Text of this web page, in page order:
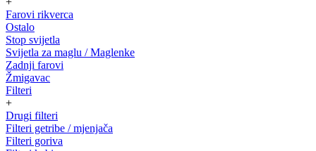
Farovi rikverca
Ostalo
Stop svijetla
Svijetla za maglu / Maglenke
Zadnji farovi
Žmigavac
Filteri
+
Drugi filteri
Filteri getribe / mjenjača
Filteri goriva